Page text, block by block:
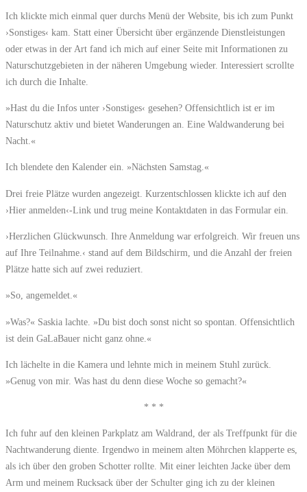
Ich klickte mich einmal quer durchs Menü der Website, bis ich zum Punkt
›Sonstiges‹ kam. Statt einer Übersicht über ergänzende Dienstleistungen
oder etwas in der Art fand ich mich auf einer Seite mit Informationen zu
Naturschutzgebieten in der näheren Umgebung wieder. Interessiert scrollte
ich durch die Inhalte.
»Hast du die Infos unter ›Sonstiges‹ gesehen? Offensichtlich ist er im
Naturschutz aktiv und bietet Wanderungen an. Eine Waldwanderung bei
Nacht.«
Ich blendete den Kalender ein. »Nächsten Samstag.«
Drei freie Plätze wurden angezeigt. Kurzentschlossen klickte ich auf den
›Hier anmelden‹-Link und trug meine Kontaktdaten in das Formular ein.
›Herzlichen Glückwunsch. Ihre Anmeldung war erfolgreich. Wir freuen uns
auf Ihre Teilnahme.‹ stand auf dem Bildschirm, und die Anzahl der freien
Plätze hatte sich auf zwei reduziert.
»So, angemeldet.«
»Was?« Saskia lachte. »Du bist doch sonst nicht so spontan. Offensichtlich
ist dein GaLaBauer nicht ganz ohne.«
Ich lächelte in die Kamera und lehnte mich in meinem Stuhl zurück.
»Genug von mir. Was hast du denn diese Woche so gemacht?«
* * *
Ich fuhr auf den kleinen Parkplatz am Waldrand, der als Treffpunkt für die
Nachtwanderung diente. Irgendwo in meinem alten Möhrchen klapperte es,
als ich über den groben Schotter rollte. Mit einer leichten Jacke über dem
Arm und meinem Rucksack über der Schulter ging ich zu der kleinen